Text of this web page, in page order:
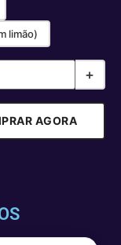
limão)
+
AGORA